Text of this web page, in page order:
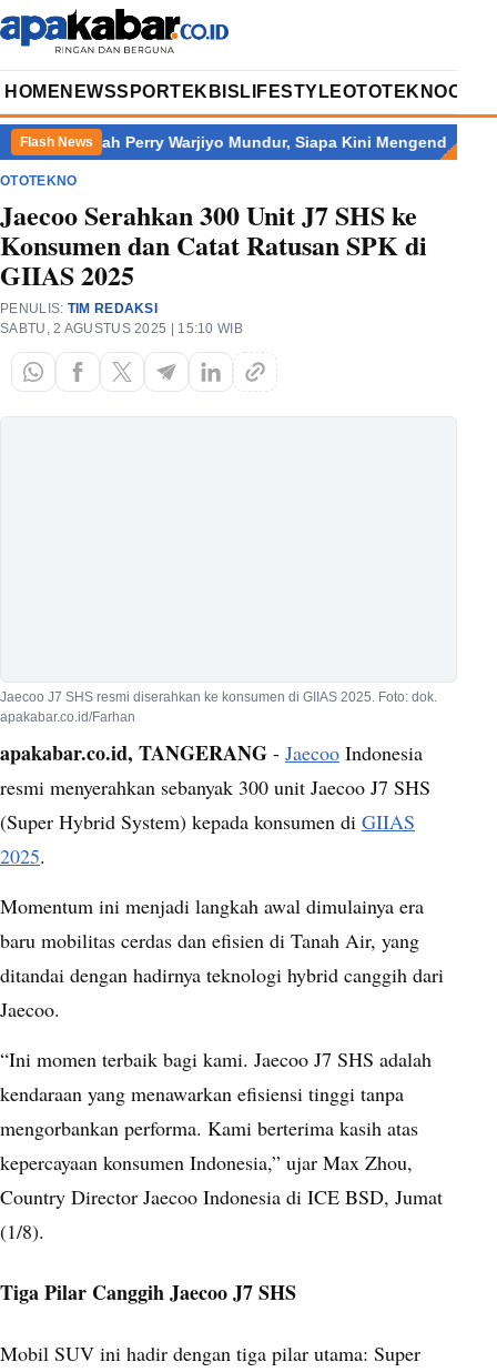
HOME NEWSSPORT EKBIS LIFESTYLEOTOTEKNOOPINI
Flash News
Setelah Perry Warjiyo Mundur, Siapa Kini Mengendalikan
OTOTEKNO
Jaecoo Serahkan 300 Unit J7 SHS ke
Konsumen dan Catat Ratusan SPK di
GIIAS 2025
PENULIS: TIM REDAKSI
SABTU, 2 AGUSTUS 2025 | 15:10 WIB
Jaecoo J7 SHS resmi diserahkan ke konsumen di GIIAS 2025. Foto: dok.
apakabar.co.id/Farhan
apakabar.co.id, TANGERANG - Jaecoo Indonesia
resmi menyerahkan sebanyak 300 unit Jaecoo J7 SHS
(Super Hybrid System) kepada konsumen di GIIAS
2025.
Momentum ini menjadi langkah awal dimulainya era
baru mobilitas cerdas dan efisien di Tanah Air, yang
ditandai dengan hadirnya teknologi hybrid canggih dari
Jaecoo.
“Ini momen terbaik bagi kami. Jaecoo J7 SHS adalah
kendaraan yang menawarkan efisiensi tinggi tanpa
mengorbankan performa. Kami berterima kasih atas
kepercayaan konsumen Indonesia,” ujar Max Zhou,
Country Director Jaecoo Indonesia di ICE BSD, Jumat
(1/8).
Tiga Pilar Canggih Jaecoo J7 SHS
Mobil SUV ini hadir dengan tiga pilar utama: Super